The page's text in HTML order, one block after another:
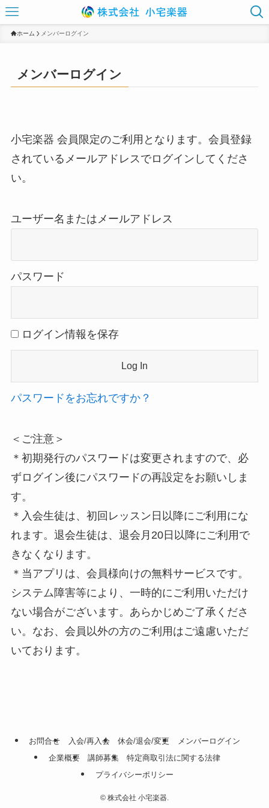
ホーム メンバーログイン
メンバーログイン
小宅楽器 会員限定のご利用となります。会員登録
されているメールアドレスでログインしてくださ
い。
ユーザー名またはメールアドレス
パスワード
ログイン情報を保存
パスワードをお忘れですか？
＜ご注意＞
＊初期発行のパスワードは変更されますので、必
ずログイン後にパスワードの再設定をお願いしま
す。
＊入会生徒は、初回レッスン日以降にご利用にな
れます。退会生徒は、退会月20日以降にご利用で
きなくなります。
＊当アプリは、会員様向けの無料サービスです。
システム障害等により、一時的にご利用いただけ
ない場合がございます。あらかじめご了承くださ
い。なお、会員以外の方のご利用はご遠慮いただ
いております。
お問合せ 入会/再入会 休会/退会/変更
メンバーログイン
企業概要
講師募集
特定商取引法に関する法律
プライバシーポリシー
© 株式会社 小宅楽器.